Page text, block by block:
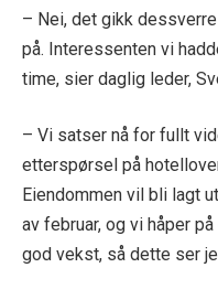
– Nei, det gikk
på. Interessenten vi
time, sier daglig leder,
– Vi satser nå for fullt
etterspørsel på
Eiendommen vil bli lagt
av februar, og vi håper
god vekst, så dette ser